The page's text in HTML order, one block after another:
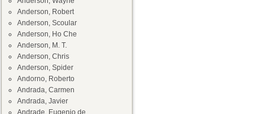
Anderson, Robert
Anderson, Scoular
Anderson, Ho Che
Anderson, M. T.
Anderson, Chris
Anderson, Spider
Andorno, Roberto
Andrada, Carmen
Andrada, Javier
Andrade, Eugenio de